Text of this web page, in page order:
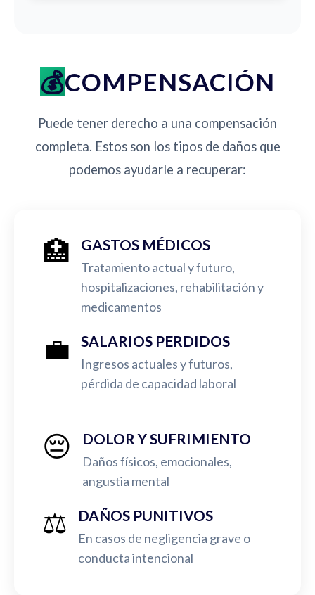
COMPENSACIÓN
Puede tener derecho a una compensación
completa. Estos son los tipos de daños que
podemos ayudarle a recuperar:
🏥 GASTOS MÉDICOS
Tratamiento actual y futuro,
hospitalizaciones, rehabilitación y
medicamentos
💼 SALARIOS PERDIDOS
Ingresos actuales y futuros,
pérdida de capacidad laboral
😔 DOLOR Y SUFRIMIENTO
Daños físicos, emocionales,
angustia mental
⚖️ DAÑOS PUNITIVOS
En casos de negligencia grave o
conducta intencional